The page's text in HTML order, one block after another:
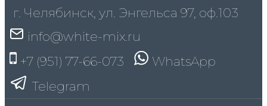
г. Челябинск, ул. Энгельса 97, оф.103
info@white-mix.ru
+7 (951) 77-66-073
WhatsApp
Telegram